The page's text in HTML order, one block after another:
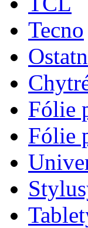
Tecno
Fólie
Fólie